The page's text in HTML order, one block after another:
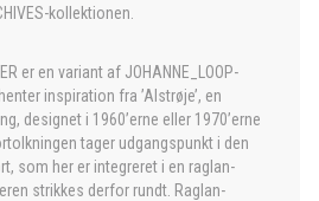
kollektionen.
er en variant af JOHANNE_LOOP-
inspiration fra ’Alstrøje’, en
designet i 1960’erne eller 1970’erne
tager udgangspunkt i den
som her er integreret i en raglan-
strikkes derfor rundt. Raglan-